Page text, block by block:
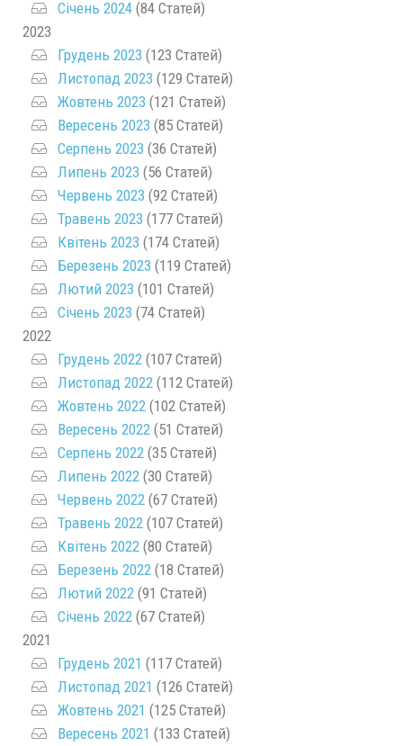
Січень 2024 (84 Статей)
2023
Грудень 2023 (123 Статей)
Листопад 2023 (129 Статей)
Жовтень 2023 (121 Статей)
Вересень 2023 (85 Статей)
Серпень 2023 (36 Статей)
Липень 2023 (56 Статей)
Червень 2023 (92 Статей)
Травень 2023 (177 Статей)
Квітень 2023 (174 Статей)
Березень 2023 (119 Статей)
Лютий 2023 (101 Статей)
Січень 2023 (74 Статей)
2022
Грудень 2022 (107 Статей)
Листопад 2022 (112 Статей)
Жовтень 2022 (102 Статей)
Вересень 2022 (51 Статей)
Серпень 2022 (35 Статей)
Липень 2022 (30 Статей)
Червень 2022 (67 Статей)
Травень 2022 (107 Статей)
Квітень 2022 (80 Статей)
Березень 2022 (18 Статей)
Лютий 2022 (91 Статей)
Січень 2022 (67 Статей)
2021
Грудень 2021 (117 Статей)
Листопад 2021 (126 Статей)
Жовтень 2021 (125 Статей)
Вересень 2021 (133 Статей)